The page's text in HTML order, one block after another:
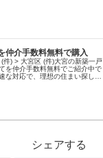
仲介手数料無料で購入
件) > 大宮区 (件)大宮の新築一戸
を仲介手数料無料でご紹介中で
な対応で、理想の住まい探しを
シェアする